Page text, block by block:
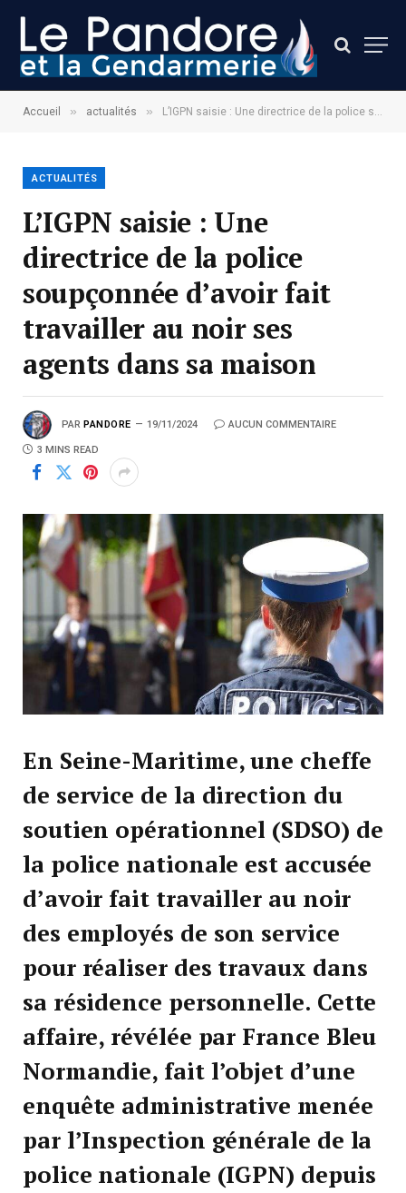
Accueil » actualités » L’IGPN saisie : Une directrice de la police soupçonnée d’avoir fait travailler au noir ses agents dans sa maison
ACTUALITÉS
L’IGPN saisie : Une
directrice de la police
soupçonnée d’avoir fait
travailler au noir ses
agents dans sa maison
PAR PANDORE 19/11/2024 AUCUN COMMENTAIRE
3 MINS READ
En Seine-Maritime, une cheffe
de service de la direction du
soutien opérationnel (SDSO) de
la police nationale est accusée
d’avoir fait travailler au noir
des employés de son service
pour réaliser des travaux dans
sa résidence personnelle. Cette
affaire, révélée par France Bleu
Normandie, fait l’objet d’une
enquête administrative menée
par l’Inspection générale de la
police nationale (IGPN) depuis